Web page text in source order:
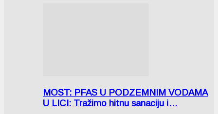
MOST: PFAS U PODZEMNIM VODAMA
U LICI: Tražimo hitnu sanaciju i…